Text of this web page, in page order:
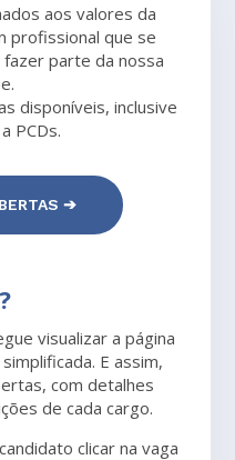
aos valores da
profissional que se
parte da nossa
disponíveis, inclusive
PCDs.
➔
visualizar a página
E assim,
com detalhes
de cada cargo.
clicar na vaga